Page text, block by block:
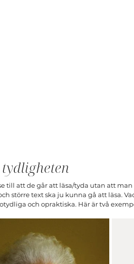
till att de går att läsa/tyda utan att
större text ska ju kunna gå att läsa.
och opraktiska. Här är två